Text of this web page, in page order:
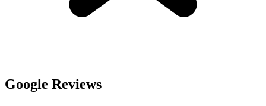
Google Reviews